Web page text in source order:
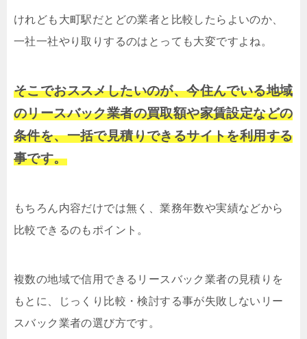
けれども大町駅だとどの業者と比較したらよいのか、
一社一社やり取りするのはとっても大変ですよね。
そこでおススメしたいのが、今住んでいる地域
のリースバック業者の買取額や家賃設定などの
条件を、一括で見積りできるサイトを利用する
事です。
もちろん内容だけでは無く、業務年数や実績などから
比較できるのもポイント。
複数の地域で信用できるリースバック業者の見積りを
もとに、じっくり比較・検討する事が失敗しないリー
スバック業者の選び方です。